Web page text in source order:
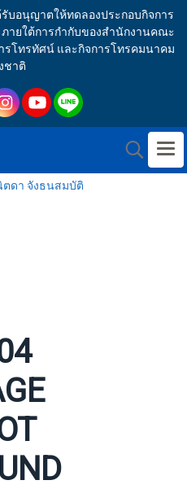
บอนุญาตให้ทดลองประกอบกิจการ
ภายใต้การกำกับของสำนักงานคณะ
รโทรทัศน์ และกิจการโทรคมนาคม
ชาติ
ตดา จังธนสมบัติ